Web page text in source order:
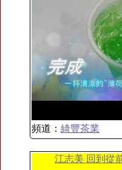
頻道： 綺豐茶業
江志美 回到從